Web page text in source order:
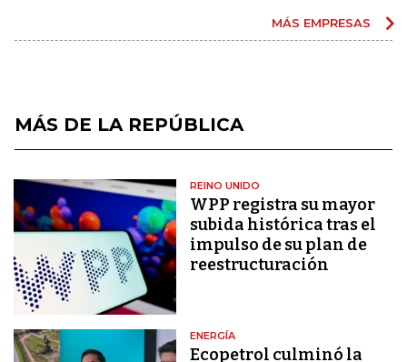
MÁS EMPRESAS
MÁS DE LA REPÚBLICA
REINO UNIDO
WPP registra su mayor
subida histórica tras el
impulso de su plan de
reestructuración
ENERGÍA
Ecopetrol culminó la